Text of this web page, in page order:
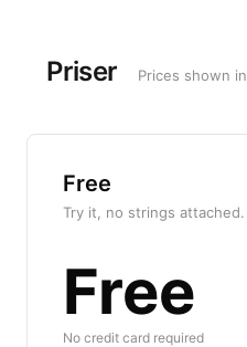
Priser Prices shown in
Free
Try it, no strings attached.
Free
No credit card required